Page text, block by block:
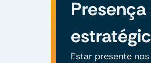
Estar presente